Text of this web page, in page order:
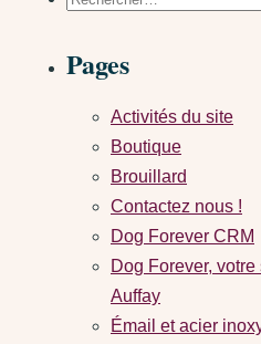
Pages
Activités du site
Boutique
Brouillard
Contactez nous !
Dog Forever CRM
Dog Forever,
Auffay
Émail et acier